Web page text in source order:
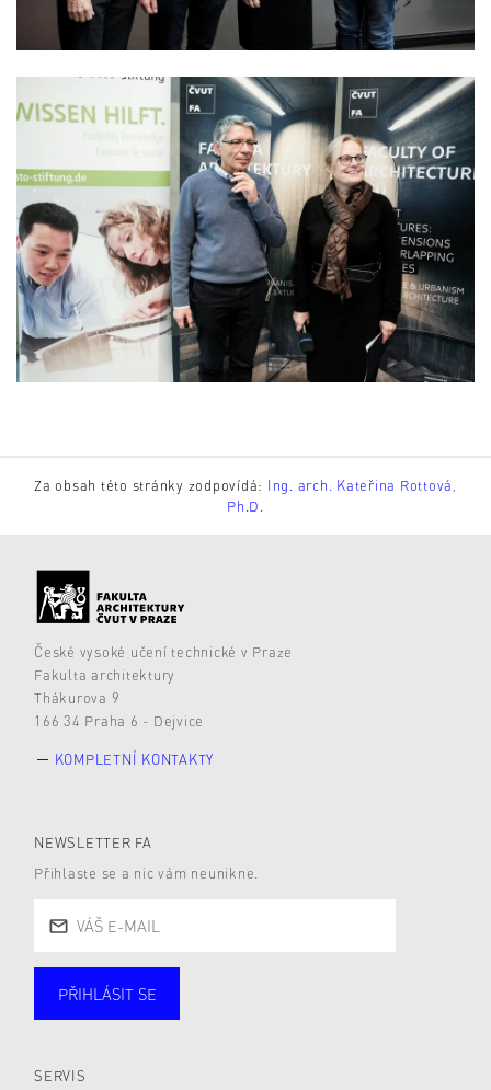
Za obsah této stránky zodpovídá: Ing. arch. Kateřina Rottová,
Ph.D.
České vysoké učení technické v Praze
Fakulta architektury
Thákurova 9
166 34 Praha 6 - Dejvice
KOMPLETNÍ KONTAKTY
NEWSLETTER FA
Přihlaste se a nic vám neunikne.
PŘIHLÁSIT SE
SERVIS